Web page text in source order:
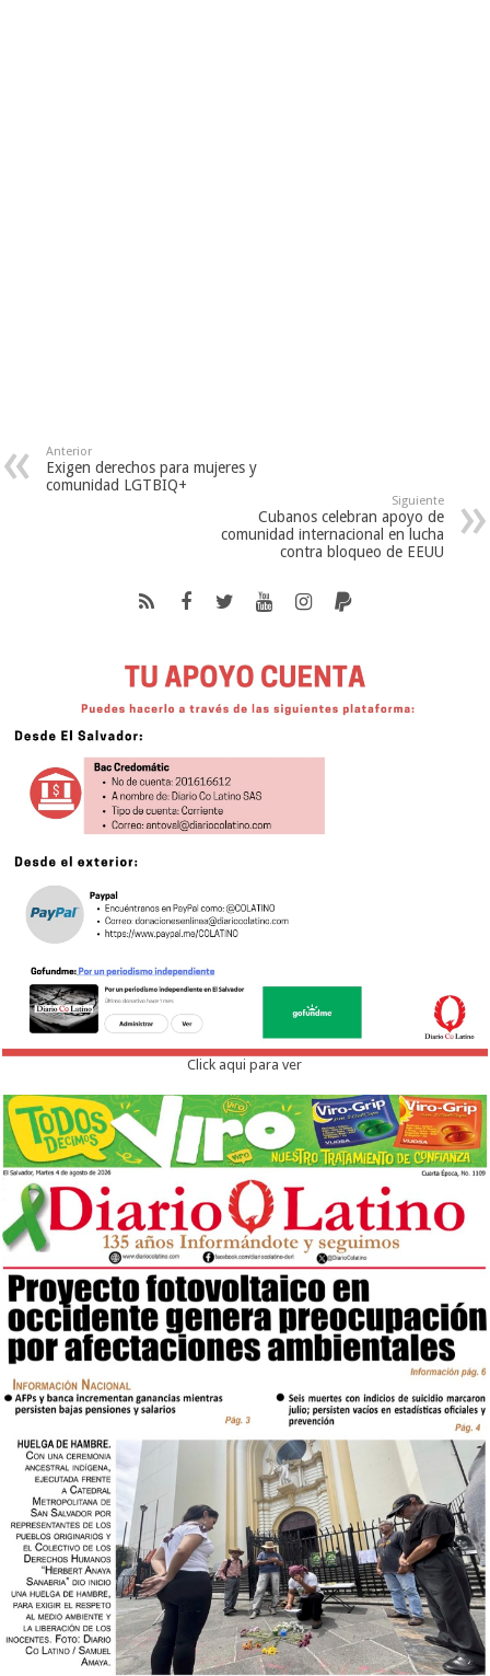
Anterior
Exigen derechos para mujeres y
comunidad LGTBIQ+
Siguiente
Cubanos celebran apoyo de
comunidad internacional en lucha
contra bloqueo de EEUU
Click aqui para ver